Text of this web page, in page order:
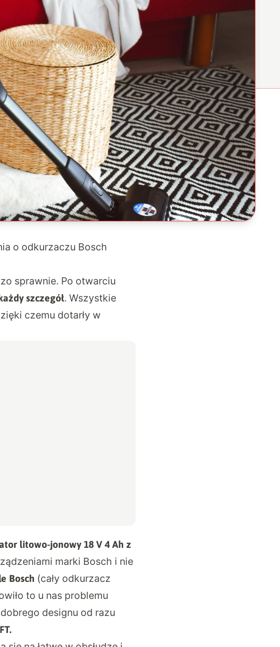
o odkurzaczu Bosch
sprawnie. Po otwarciu
szczegół. Wszystkie
czemu dotarły w
litowo-jonowy 18 V 4 Ah z
marki Bosch i nie
Bosch (cały odkurzacz
to u nas problemu
designu od razu